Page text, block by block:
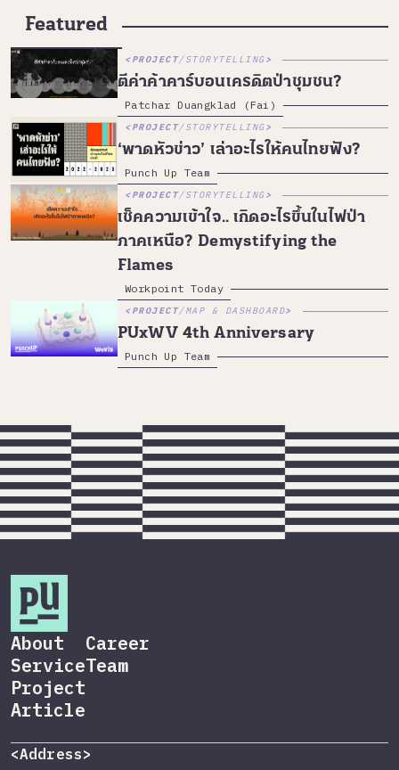
Featured
PROJECT/STORYTELLING
ตีค่าค้าคาร์บอนเครดิตป่าชุมชน?
Patchar Duangklad (Fai)
PROJECT/STORYTELLING
‘พาดหัวข่าว’ เล่าอะไรให้คนไทยฟัง?
Punch Up Team
PROJECT/STORYTELLING
เช็คความเข้าใจ.. เกิดอะไรขึ้นในไฟป่า
ภาคเหนือ? Demystifying the
Flames
Workpoint Today
PROJECT/MAP & DASHBOARD
PUxWV 4th Anniversary
Punch Up Team
About
Service
Project
Article
Career
Team
<Address>